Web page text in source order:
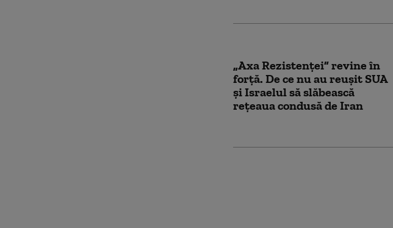
„Axa Rezistenței” revine în
forță. De ce nu au reușit SUA
și Israelul să slăbească
rețeaua condusă de Iran